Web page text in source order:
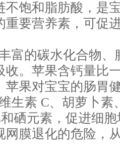
不饱和脂肪酸，是
重要营养素，可促
富的碳水化合物、
收。苹果含钙量比
苹果对宝宝的肠胃
生素 C、胡萝卜素
硒元素，促进细
网膜退化的危险，